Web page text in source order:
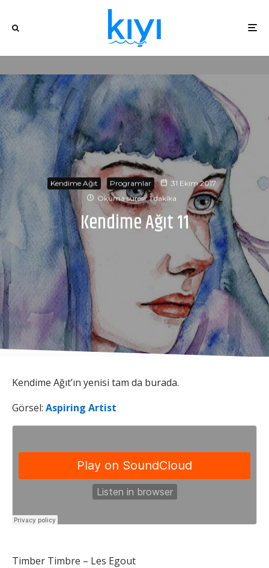
Kendime Ağıt Programlar
31 Ekim 2017
Okuma süresi: 1 dakika
Kendime Ağıt 11
Kendime Ağıt’ın yenisi tam da burada.
Görsel: Aspiring Artist
Timber Timbre – Les Egout